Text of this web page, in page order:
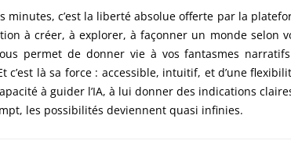
minutes, c’est la liberté absolue offerte par la
à créer, à explorer, à façonner un monde selon
permet de donner vie à vos fantasmes
c’est là sa force : accessible, intuitif, et d’une
à guider l’IA, à lui donner des indications
les possibilités deviennent quasi infinies.